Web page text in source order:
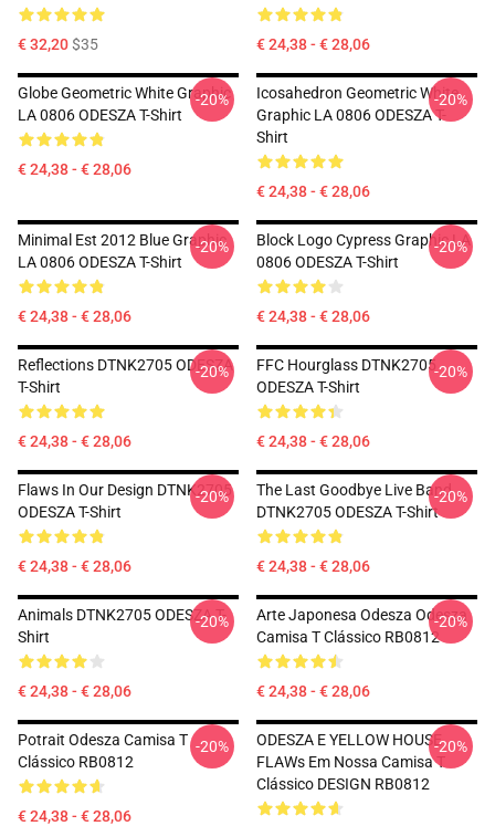
€ 32,20$35 € 24,38 - € 28,06
Globe Geometric White Graphic
LA 0806 ODESZA T-Shirt
€ 24,38 - € 28,06
-20%
Icosahedron Geometric White
Graphic LA 0806 ODESZA T-
Shirt
€ 24,38 - € 28,06
-20%
Minimal Est 2012 Blue Graphic
LA 0806 ODESZA T-Shirt
€ 24,38 - € 28,06
-20%
Block Logo Cypress Graphic LA
0806 ODESZA T-Shirt
€ 24,38 - € 28,06
-20%
Reflections DTNK2705 ODESZA
T-Shirt
€ 24,38 - € 28,06
-20%
FFC Hourglass DTNK2705
ODESZA T-Shirt
€ 24,38 - € 28,06
-20%
Flaws In Our Design DTNK2705
ODESZA T-Shirt
€ 24,38 - € 28,06
-20%
The Last Goodbye Live Band
DTNK2705 ODESZA T-Shirt
€ 24,38 - € 28,06
-20%
Animals DTNK2705 ODESZA T-
Shirt
€ 24,38 - € 28,06
-20%
Arte Japonesa Odesza Odesza
Camisa T Clássico RB0812
€ 24,38 - € 28,06
-20%
Potrait Odesza Camisa T
Clássico RB0812
€ 24,38 - € 28,06
-20%
ODESZA E YELLOW HOUSE
FLAWs Em Nossa Camisa T
Clássico DESIGN RB0812
-20%